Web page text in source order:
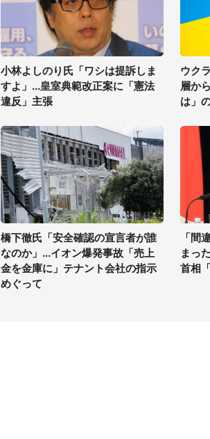
小林よしのり氏「ワシは提訴しま
すよ」...皇室典範改正案に「憲法
違反」主張
ウク
層か
は」
橋下徹氏「安全確認の宣言者が誰
なのか」...イオン爆発事故「売上
金を金庫に」テナント会社の指示
めぐって
「間
まっ
首相